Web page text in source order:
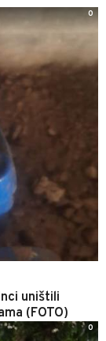
uništili
(FOTO)
0
0